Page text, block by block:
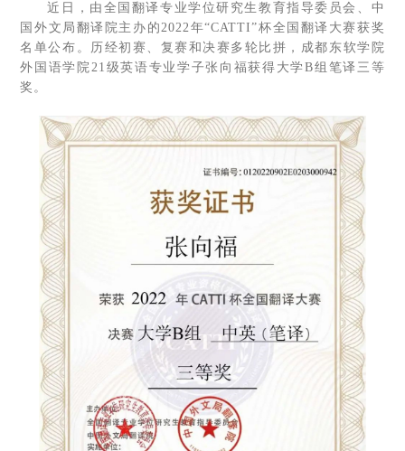
近日，由全国翻译专业学位研究生教育指导委员会、中
国外文局翻译院主办的2022年“CATTI”杯全国翻译大赛获奖
名单公布。历经初赛、复赛和决赛多轮比拼，成都东软学院
外国语学院21级英语专业学子张向福获得大学B组笔译三等
奖。